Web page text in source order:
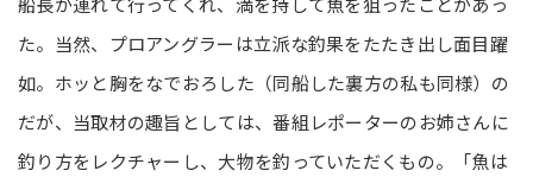
た。当然、プロアングラーは立派な釣果をたたき出し面目躍
如。ホッと胸をなでおろした（同船した裏方の私も同様）の
だが、当取材の趣旨としては、番組レポーターのお姉さんに
釣り方をレクチャーし、大物を釣っていただくもの。「魚は